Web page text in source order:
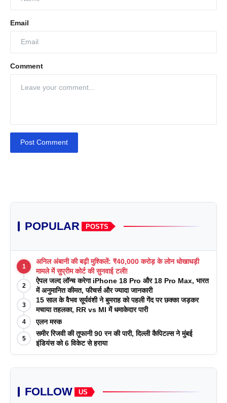
Email
Comment
Post Comment
POPULAR POSTS
1
अनिल अंबानी की बढ़ी मुश्किलें: ₹40,000 करोड़ के लोन धोखाधड़ी
मामले में सुप्रीम कोर्ट की सुनवाई टली!
2
ऐपल जल्द लॉन्च करेगा iPhone 18 Pro और 18 Pro Max, भारत
में अनुमानित कीमत, फीचर्स और ज्यादा जानकारी
3
15 साल के वैभव सूर्यवंशी ने बुमराह को पहली गेंद पर छक्का जड़कर
मचाया तहलका, RR vs MI में धमाकेदार पारी
4 एलन मस्क
5
समीर रिजवी की तूफानी 90 रन की पारी, दिल्ली कैपिटल्स ने मुंबई
इंडियंस को 6 विकेट से हराया
FOLLOW US